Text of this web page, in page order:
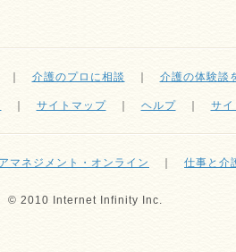
介護のプロに相談 介護の体験談
サイトマップ｜ ヘルプ｜ サ
ネジメント・オンライン 仕事と介
© 2010 Internet Infinity Inc.